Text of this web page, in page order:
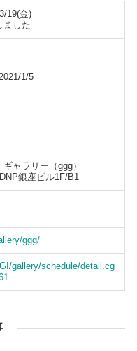
19(金)
ました
1/5
ャラリー（ggg）
銀座ビル1F/B1
ggg/
gallery/schedule/detail.cg